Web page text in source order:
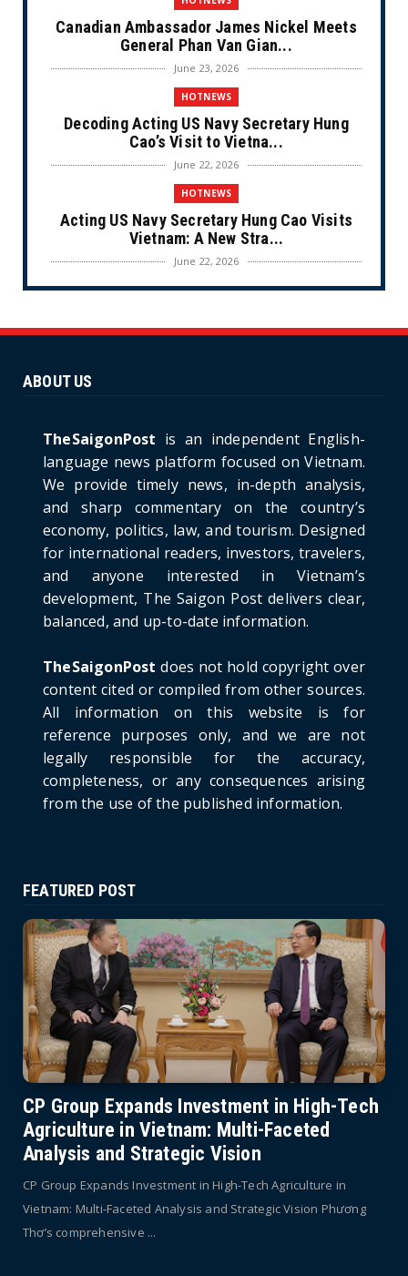
Canadian Ambassador James Nickel Meets
General Phan Van Gian...
June 23, 2026
HOTNEWS
Decoding Acting US Navy Secretary Hung
Cao’s Visit to Vietna...
June 22, 2026
HOTNEWS
Acting US Navy Secretary Hung Cao Visits
Vietnam: A New Stra...
June 22, 2026
CULTURE
Ninh Bride Re-enacts...
Project: An Analysi...
June 21, 2026
HOTNEWS
Detailed Analysis of the Cooling-off Period
Law in Timeshare...
June 21, 2026
HOTNEWS
Prime Minister Lê Minh Hưng’s Visit to
Russia: A New Step Fo...
HOTNEWS
Politburo: Strictly Handle Acts of Using
Pirated Software, C...
June 21, 2026
ABOUT US
TheSaigonPost is an independent English-
language news platform focused on Vietnam.
We provide timely news, in-depth analysis,
and sharp commentary on the country’s
economy, politics, law, and tourism. Designed
for international readers, investors, travelers,
and anyone interested in Vietnam’s
development, The Saigon Post delivers clear,
balanced, and up-to-date information.
TheSaigonPost does not hold copyright over
content cited or compiled from other sources.
All information on this website is for
reference purposes only, and we are not
legally responsible for the accuracy,
completeness, or any consequences arising
from the use of the published information.
FEATURED POST
CP Group Expands Investment in High-Tech
Agriculture in Vietnam: Multi-Faceted
Analysis and Strategic Vision
CP Group Expands Investment in High-Tech Agriculture in
Vietnam: Multi-Faceted Analysis and Strategic Vision Phương
Thơ’s comprehensive ...